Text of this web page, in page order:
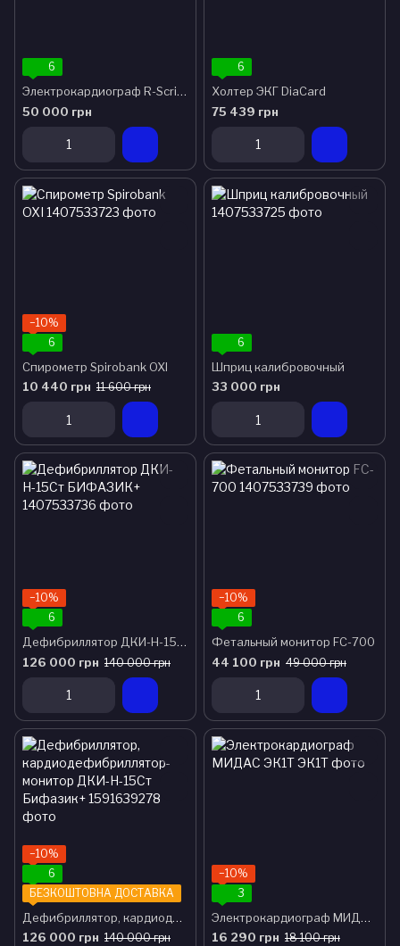
6
Электрокардиограф R-Scribe
50 000 грн
6
Холтер ЭКГ DiaCard
75 439 грн
−10%
6
Спирометр Spirobank OXI
10 440 грн 11 600 грн
6
Шприц калибровочный
33 000 грн
−10%
6
Дефибриллятор ДКИ-Н-15Ст БИФАЗИК+
126 000 грн 140 000 грн
−10%
6
Фетальный монитор FC-700
44 100 грн 49 000 грн
−10%
6
БЕЗКОШТОВНА ДОСТАВКА
Дефибриллятор, кардиодефибриллятор-монитор ДКИ-Н-15Ст Бифазик+
126 000 грн 140 000 грн
−10%
3
Электрокардиограф МИДАС ЭК1Т
16 290 грн 18 100 грн